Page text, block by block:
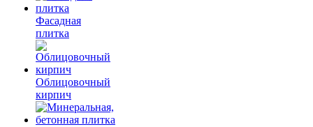
Фасадная
плитка
Облицовочный
кирпич